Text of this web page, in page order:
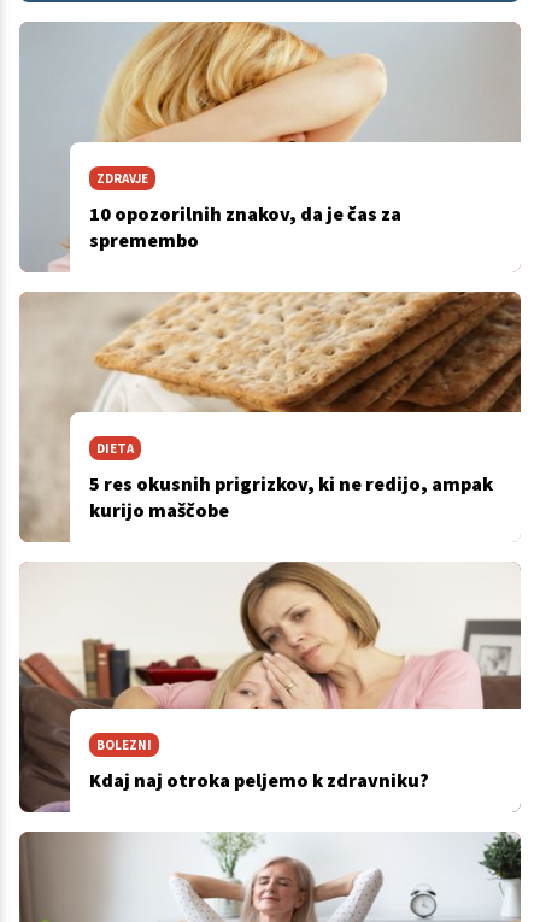
ZDRAVJE
10 opozorilnih znakov, da je čas za
spremembo
DIETA
5 res okusnih prigrizkov, ki ne redijo, ampak
kurijo maščobe
BOLEZNI
Kdaj naj otroka peljemo k zdravniku?